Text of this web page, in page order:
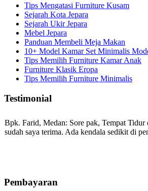
Tips Mengatasi Furniture Kusam
Sejarah Kota Jepara
Sejarah Ukir Jepara
Mebel Jepara
Panduan Membeli Meja Makan
10+ Model Kamar Set Minimalis
Tips Memilih Furniture Kamar Anak
Furniture Klasik Eropa
Tips Memilih Furniture Minimalis
Testimonial
Bpk. Farid, Medan: Sore pak, Tempat Tidur
sudah saya terima. Ada kendala sedikit di
bale2 dan kursi teras saya sudah saya terima
Pembayaran